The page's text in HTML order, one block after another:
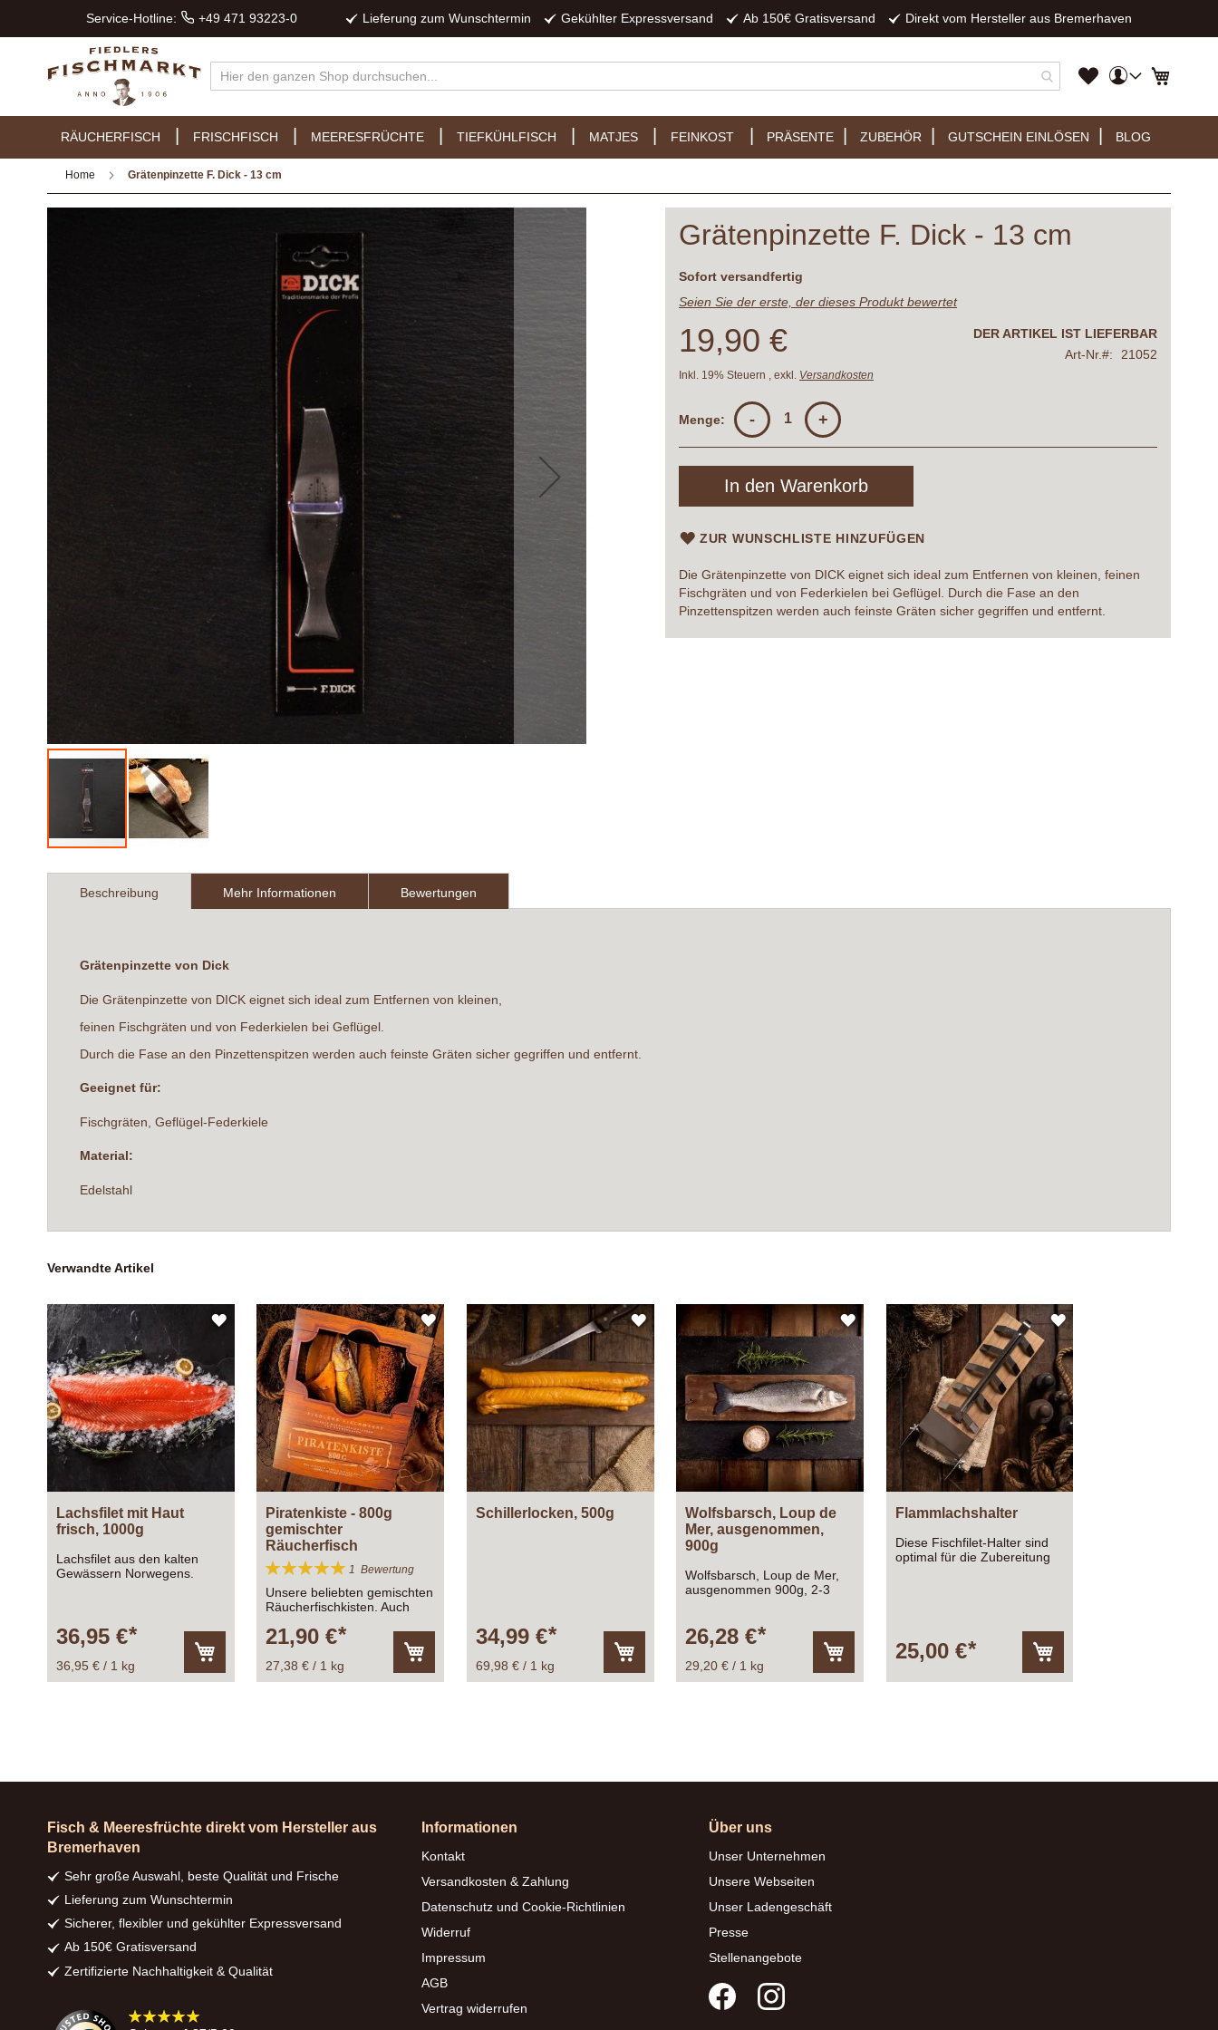
Service-Hotline: +49 471 93223-0 Lieferung zum Wunschtermin Gekühlter Expressversand Ab 150€ Gratisversand Direkt vom Hersteller aus Bremerhaven
Mein Mein
Konto
RÄUCHERFISCH FRISCHFISCH MEERESFRÜCHTE TIEFKÜHLFISCH MATJES FEINKOST PRÄSENTE ZUBEHÖR GUTSCHEIN EINLÖSEN BLOG
Home Grätenpinzette F. Dick - 13 cm
Grätenpinzette F. Dick - 13 cm
Lieferzeit
Sofort versandfertig
Seien Sie der erste, der dieses Produkt bewertet
DER ARTIKEL IST LIEFERBAR
Art-Nr.
21052
19,90 €
Inkl. 19% Steuern , exkl. Versandkosten
Menge: - +
In den Warenkorb
ZUR WUNSCHLISTE HINZUFÜGEN
Die Grätenpinzette von DICK eignet sich ideal zum Entfernen von kleinen, feinen
Fischgräten und von Federkielen bei Geflügel. Durch die Fase an den
Pinzettenspitzen werden auch feinste Gräten sicher gegriffen und entfernt.
Anfang
Beschreibung
Grätenpinzette von Dick
Die Grätenpinzette von DICK eignet sich ideal zum Entfernen von kleinen,
feinen Fischgräten und von Federkielen bei Geflügel.
Durch die Fase an den Pinzettenspitzen werden auch feinste Gräten sicher gegriffen und entfernt.
Geeignet für:
Fischgräten, Geflügel-Federkiele
Material:
Edelstahl
Mehr Informationen Bewertungen
Verwandte Artikel
ZUR
WUNSCHLISTE
HINZUFÜGEN
Lachsfilet mit Haut
frisch, 1000g
Lachsfilet aus den kalten
Gewässern Norwegens.
36,95 €
36,95 € / 1 kg
den
ZUR
WUNSCHLISTE
HINZUFÜGEN
Piratenkiste - 800g
gemischter
Räucherfisch
Bewertung:
1Bewertung
Unsere beliebten gemischten
Räucherfischkisten. Auch
21,90 €
27,38 € / 1 kg
den
ZUR
WUNSCHLISTE
HINZUFÜGEN
Schillerlocken, 500g
34,99 €
69,98 € / 1 kg
den
ZUR
WUNSCHLISTE
HINZUFÜGEN
Wolfsbarsch, Loup de
Mer, ausgenommen,
900g
Wolfsbarsch, Loup de Mer,
ausgenommen 900g, 2-3
26,28 €
29,20 € / 1 kg
den
ZUR
WUNSCHLISTE
HINZUFÜGEN
Flammlachshalter
Diese Fischfilet-Halter sind
optimal für die Zubereitung
25,00 €
den
Fisch & Meeresfrüchte direkt vom Hersteller aus
Bremerhaven
Sehr große Auswahl, beste Qualität und Frische
Lieferung zum Wunschtermin
Sicherer, flexibler und gekühlter Expressversand
Ab 150€ Gratisversand
Zertifizierte Nachhaltigkeit & Qualität
Informationen
Kontakt
Versandkosten & Zahlung
Datenschutz und Cookie-Richtlinien
Widerruf
Impressum
AGB
Vertrag widerrufen
Über uns
Unser Unternehmen
Unsere Webseiten
Unser Ladengeschäft
Presse
Stellenangebote